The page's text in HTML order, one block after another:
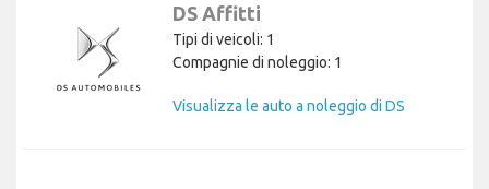
DS Affitti
Tipi di veicoli: 1
Compagnie di noleggio: 1
Visualizza le auto a noleggio di DS